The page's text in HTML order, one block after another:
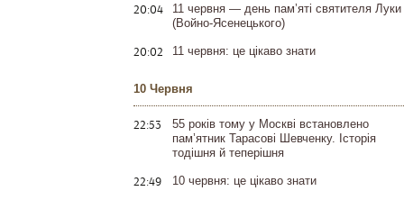
20:04
11 червня — день пам’яті святителя Луки
(Войно-Ясенецького)
20:02 11 червня: це цікаво знати
10 Червня
22:53
55 років тому у Москві встановлено
пам’ятник Тарасові Шевченку. Історія
тодішня й теперішня
22:49 10 червня: це цікаво знати